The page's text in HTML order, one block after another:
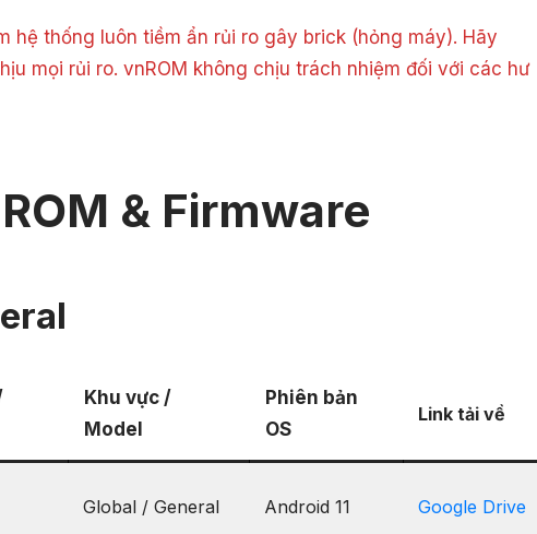
hệ thống luôn tiềm ẩn rủi ro gây brick (hỏng máy). Hãy
mọi rủi ro. vnROM không chịu trách nhiệm đối với các hư
& Firmware
Khu vực /
Model
Phiên bản
OS
Link tải về
Global / General Android 11 Google Drive